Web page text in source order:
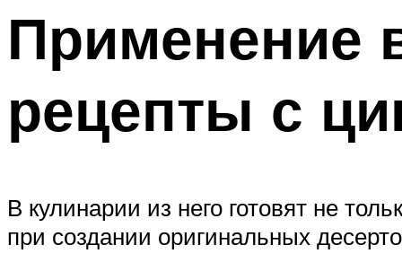
Применение
рецепты с
В кулинарии из него готовят не
при создании оригинальных